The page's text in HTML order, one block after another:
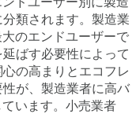
類されます。製造業
のエンドユーザーで
ばす必要性によって
の高まりとエコフレ
が、製造業者に高バ
います。小売業者